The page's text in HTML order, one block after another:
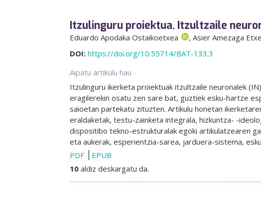
Itzulinguru proiektua. Itzultzaile
Eduardo Apodaka Ostaikoetxea , Asier Amezaga
DOI: https://doi.org/10.55714/BAT-133.3
Aipatu artikulu hau
Itzulinguru ikerketa proiektuak itzultzaile neuronalek
eragilerekin osatu zen sare bat, guztiek esku-hartze
saioetan partekatu zituzten. Artikulu honetan
eraldaketak, testu-zainketa integrala, hizkuntza- -
dispositibo tekno-estrukturalak egoki artikulatzearen
eta aukerak, esperientzia-sarea, jarduera-sistema,
PDF
EPUB
10aldiz deskargatu da.